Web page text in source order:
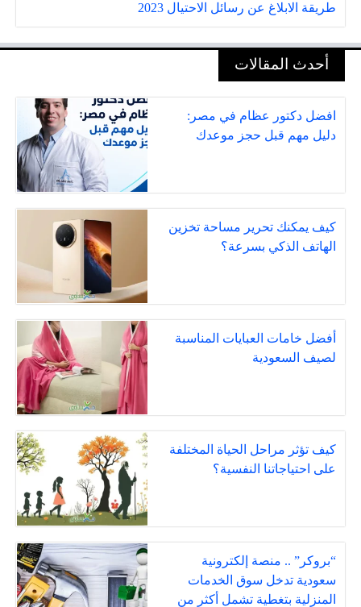
طريقة الابلاغ عن رسائل الاحتيال 2023
أحدث المقالات
افضل دكتور عظام في مصر:
دليل مهم قبل حجز موعدك
كيف يمكنك تحرير مساحة تخزين
الهاتف الذكي بسرعة؟
أفضل خامات العبايات المناسبة
لصيف السعودية
كيف تؤثر مراحل الحياة المختلفة
على احتياجاتنا النفسية؟
“بروكر” .. منصة إلكترونية
سعودية تدخل سوق الخدمات
المنزلية بتغطية تشمل أكثر من